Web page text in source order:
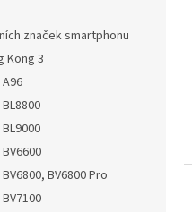
značek smartphonu
Kong 3
BV6800 Pro